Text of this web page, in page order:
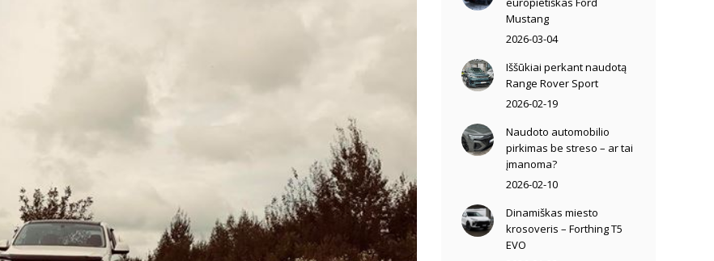
Mustang
2026-03-04
Iššūkiai perkant naudotą
Range Rover Sport
2026-02-19
Naudoto automobilio
pirkimas be streso – ar tai
įmanoma?
2026-02-10
Dinamiškas miesto
krosoveris – Forthing T5
EVO